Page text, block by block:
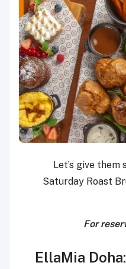
Let’s give
Saturday Roast
For
EllaMia